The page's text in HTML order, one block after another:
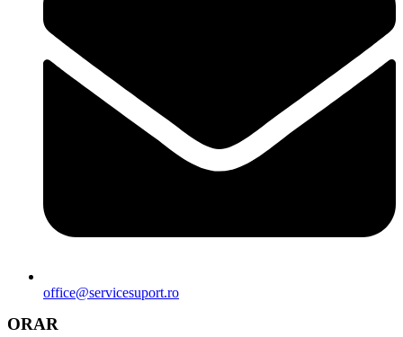
office@servicesuport.ro
ORAR